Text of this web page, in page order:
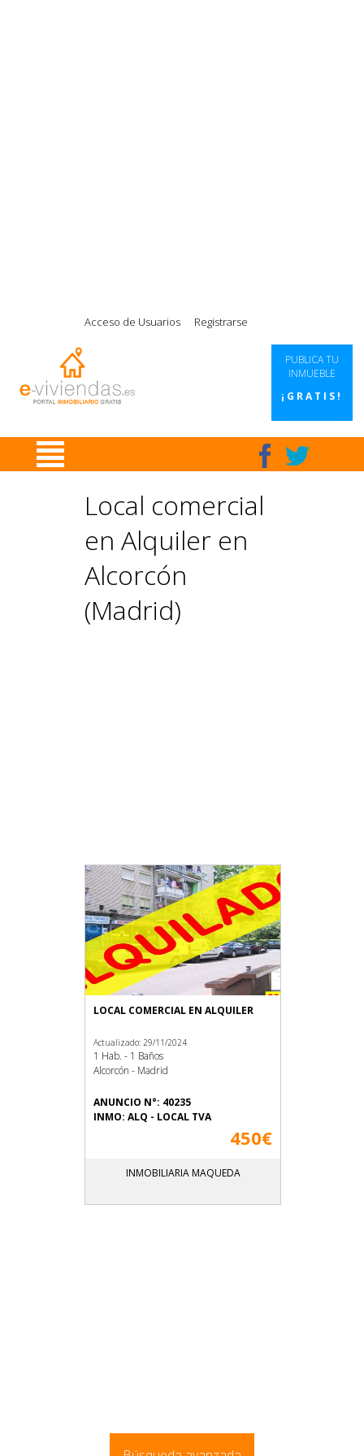
Acceso de Usuarios Registrarse
PUBLICA TU
INMUEBLE
¡GRATIS!
Local comercial
en Alquiler en
Alcorcón
(Madrid)
LOCAL COMERCIAL EN ALQUILER
Actualizado: 29/11/2024
1 Hab. - 1 Baños
Alcorcón - Madrid
ANUNCIO N°: 40235
INMO: ALQ - LOCAL TVA
450€
INMOBILIARIA MAQUEDA